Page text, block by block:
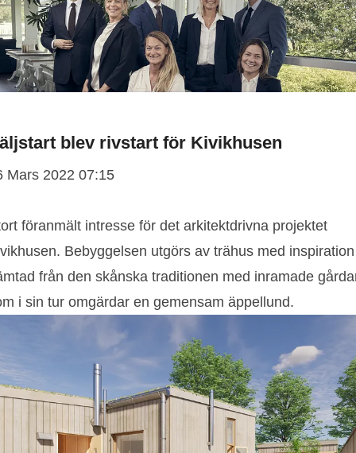
blev rivstart för Kivikhusen
Mars 2022 07:15
föranmält intresse för det arkitektdrivna projektet
Bebyggelsen utgörs av trähus med inspiration
från den skånska traditionen med inramade
i sin tur omgärdar en gemensam äppellund.